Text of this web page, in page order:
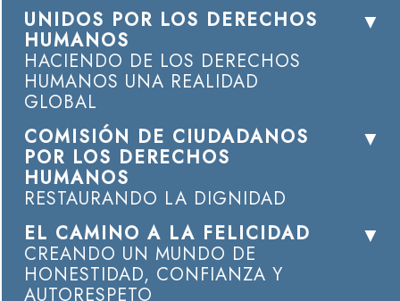
UNIDOS POR LOS DERECHOS
HUMANOS
HACIENDO DE LOS DERECHOS
HUMANOS UNA REALIDAD
GLOBAL
COMISIÓN DE CIUDADANOS
POR LOS DERECHOS
HUMANOS
RESTAURANDO LA DIGNIDAD
EL CAMINO A LA FELICIDAD
CREANDO UN MUNDO DE
HONESTIDAD, CONFIANZA Y
AUTORESPETO